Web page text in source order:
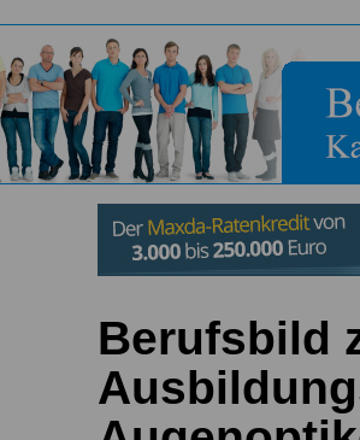
Berufsbild